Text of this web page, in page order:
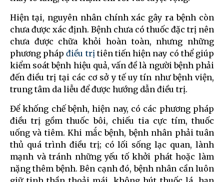
Hiện tại, nguyên nhân chính xác gây ra bệnh còn
chưa được xác định. Bệnh chưa có thuốc đặc trị nên
chưa được chữa khỏi hoàn toàn, nhưng những
phương phápđiều trịtiên tiến hiện nay có thể giúp
kiểm soát bệnh hiệu quả, vấn đề là người bệnh phải
đến điều trị tại các cơ sở y tế uy tín như bệnh viện,
trung tâm da liễu để được hướng dẫn điều trị.
Để khống chế bệnh, hiện nay, có các phương pháp
điều trị gồm thuốc bôi, chiếu tia cực tím, thuốc
uống và tiêm. Khi mắc bệnh, bệnh nhân phải tuân
thủ quá trình điều trị; có lối sống lạc quan, lành
mạnh và tránh những yếu tố khởi phát hoặc làm
nặng thêm bệnh. Bên cạnh đó, bệnh nhân cần luôn